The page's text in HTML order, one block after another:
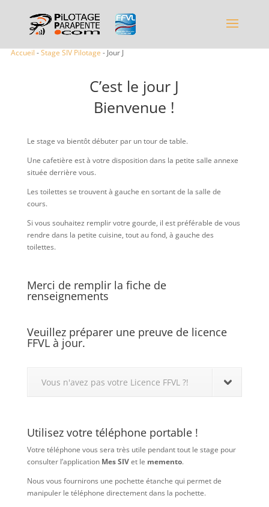
Accueil -Stage SIV Pilotage - Jour J
C’est le jour J
Bienvenue !
Le stage va bientôt débuter par un tour de table.
Une cafetière est à votre disposition dans la petite salle annexe
située derrière vous.
Les toilettes se trouvent à gauche en sortant de la salle de
cours.
Si vous souhaitez remplir votre gourde, il est préférable de vous
rendre dans la petite cuisine, tout au fond, à gauche des
toilettes.
Merci de remplir la fiche de
renseignements
Veuillez préparer une preuve de licence
FFVL à jour.
Vous n'avez pas votre Licence FFVL ?!
Utilisez votre téléphone portable !
Votre téléphone vous sera très utile pendant tout le stage pour
consulter l’application Mes SIVet le memento.
Nous vous fournirons une pochette étanche qui permet de
manipuler le téléphone directement dans la pochette.